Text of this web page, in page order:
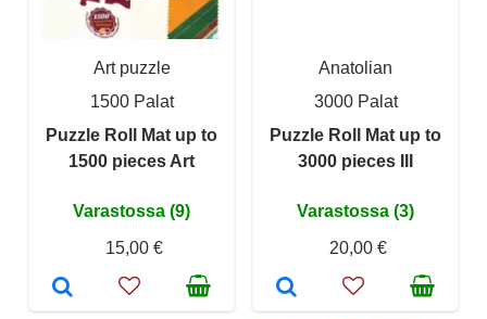
Art puzzle
1500 Palat
Puzzle Roll Mat up to
1500 pieces Art
Varastossa (9)
15,00 €
Anatolian
3000 Palat
Puzzle Roll Mat up to
3000 pieces III
Varastossa (3)
20,00 €